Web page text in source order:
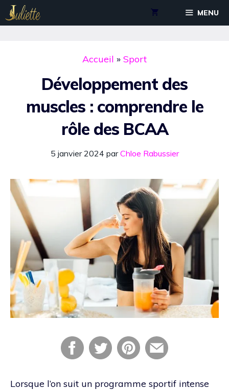
Aller
au
MENU
Accueil » Sport
Développement des
muscles : comprendre le
rôle des BCAA
5 janvier 2024 parChloe Rabussier
Lorsque l’on suit un programme sportif intense